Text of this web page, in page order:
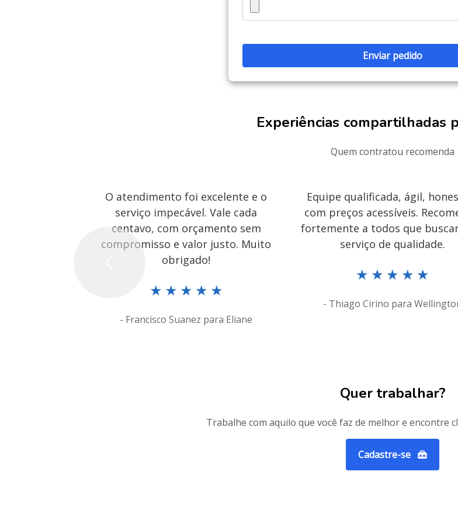
Experiências compartilhadas
Quem contratou recomenda
O atendimento foi excelente e o
serviço impecável. Vale cada
centavo, com orçamento sem
compromisso e valor justo. Muito
obrigado!
★ ★ ★ ★ ★
- Francisco Suanez para Eliane
Equipe qualificada, ágil,
com preços acessíveis.
fortemente a todos que
serviço de qualidade.
★ ★ ★ ★ ★
- Thiago Cirino para
Quer trabalhar?
Trabalhe com aquilo que você faz de melhor e encontre
Cadastre-se